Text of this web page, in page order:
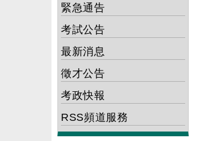
緊急通告
考試公告
最新消息
徵才公告
考政快報
RSS頻道服務